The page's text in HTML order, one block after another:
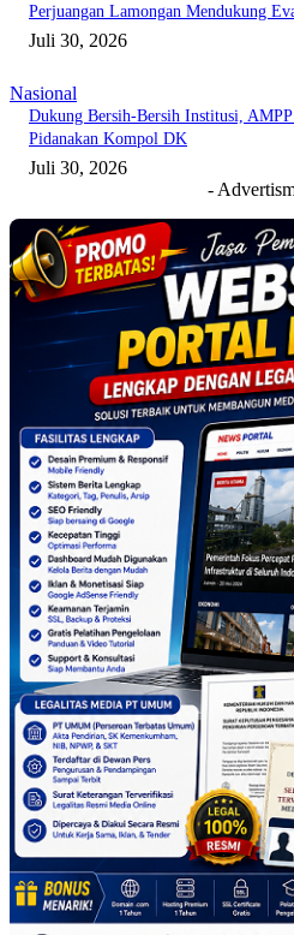
Perjuangan Lamongan Mendukung
Juli 30, 2026
Nasional
Dukung Bersih-Bersih Institusi,
Pidanakan Kompol DK
Juli 30, 2026
-